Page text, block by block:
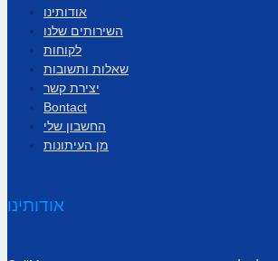
אודותינו
השירותים שלנו
לקוחות
שאלות ותשובות
יצירת קשר
Bontact
החשבון שלי
מן העיתונות
אודותינו